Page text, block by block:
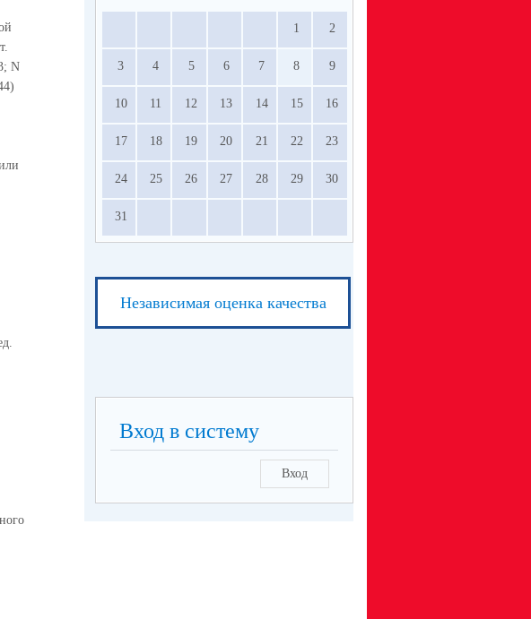
N
1 2
3 4 5 6 7 8 9
10 11 12 13 14 15 16
17 18 19 20 21 22 23
24 25 26 27 28 29 30
31
Независимая оценка качества
Вход в систему
Вход